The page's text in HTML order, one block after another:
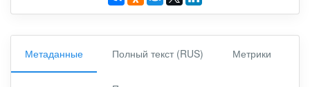
Метаданные Полный текст (RUS) Метрики